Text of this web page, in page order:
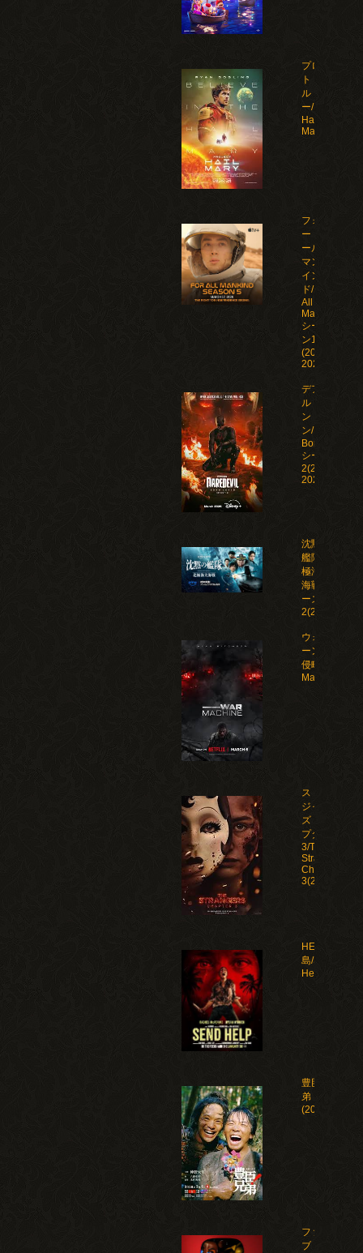
プロジェク
ト・ヘイ
ル・メアリ
ー/Project
Hail
Mary(2026)
フォ
ー・オ
ール・
マンカ
イン
ド/For
All
Mankind
シーズ
ン1-5
(2019-
2026)
デアデビ
ル：ボー
ン・アゲイ
ン/Daredevil:
Born Again
シーズン1-
2(2025-
2026)
沈黙の
艦隊 北
極海大
海戦 シ
ーズン
2(2026)
ウォー・マシ
ーン: 未知な
侵略者/War
ストレン
ジャー
ズ：チャ
プター
3/The
Strangers:
Chapter
3(2026)
HELP 復讐
島/Send
Help(2026)
豊臣兄
弟！
(2026)
ファイ
ブ・ナ